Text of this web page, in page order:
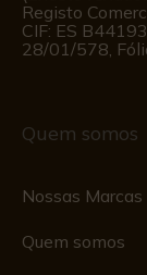
Registo
CIF: ES
28/01/578,
Quem somos
Nossas Marcas
Quem somos